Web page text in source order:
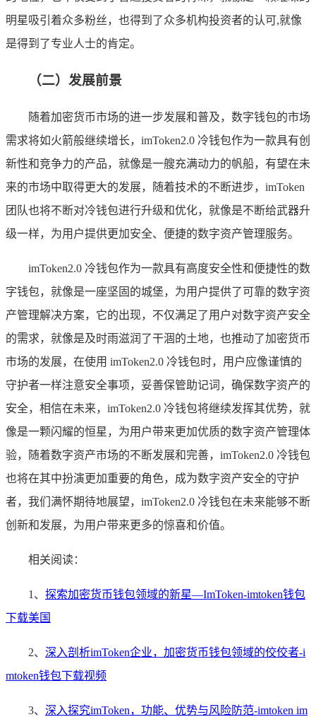
明星吸引着众多粉丝，也得到了众多机构投资者的认可,就像
是得到了专业人士的肯定。
（二）发展前景
随着加密货币市场的进一步发展和普及，数字钱包的市场
需求将如火箭般继续增长，imToken2.0 冷钱包作为一款具有创
新性和竞争力的产品，就像是一艘充满动力的帆船，有望在未
来的市场中取得更大的发展，随着技术的不断进步，imToken
团队也将不断对冷钱包进行升级和优化，就像是不断给武器升
级一样，为用户提供更加安全、便捷的数字资产管理服务。
imToken2.0 冷钱包作为一款具有高度安全性和便捷性的数
字钱包，就像是一座坚固的城堡，为用户提供了可靠的数字资
产管理解决方案，它的出现，不仅满足了用户对数字资产安全
的需求，就像是及时雨滋润了干涸的土地，也推动了加密货币
市场的发展，在使用 imToken2.0 冷钱包时，用户应像谨慎的
守护者一样注意安全事项，妥善保管助记词，确保数字资产的
安全，相信在未来，imToken2.0 冷钱包将继续发挥其优势，就
像是一颗闪耀的恒星，为用户带来更加优质的数字资产管理体
验，随着数字资产市场的不断发展和完善，imToken2.0 冷钱包
也将在其中扮演更加重要的角色，成为数字资产安全的守护
者，我们满怀期待地展望，imToken2.0 冷钱包在未来能够不断
创新和发展，为用户带来更多的惊喜和价值。
相关阅读：
1、 探索加密货币钱包领域的新星—ImToken-imtoken钱包
下载美国
2、 深入剖析imToken企业，加密货币钱包领域的佼佼者-i
mtoken钱包下载视频
3、 深入探究imToken，功能、优势与风险防范-imtoken im